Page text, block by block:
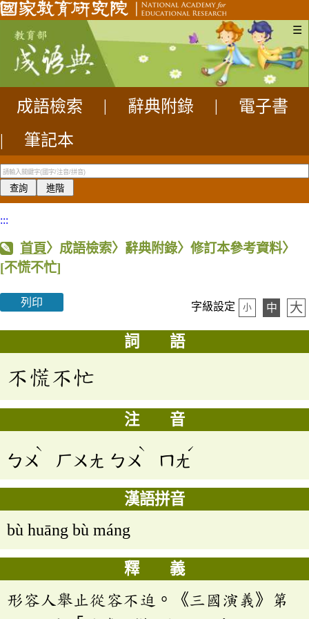
☰
成語檢索 辭典附錄
電子書
|
筆記本
:::
首頁〉成語檢索〉辭典附錄〉修訂本參考資料〉
[不慌不忙]
列印 字級設定 小 中 大
詞 語
不慌不忙
注 音
ㄅㄨ
ˋ
ㄏㄨㄤ ㄅㄨ
ˋ
ㄇㄤ
ˊ
漢語拼音
bù huāng bù máng
釋 義
形容人舉止從容不迫。《三國演義》第